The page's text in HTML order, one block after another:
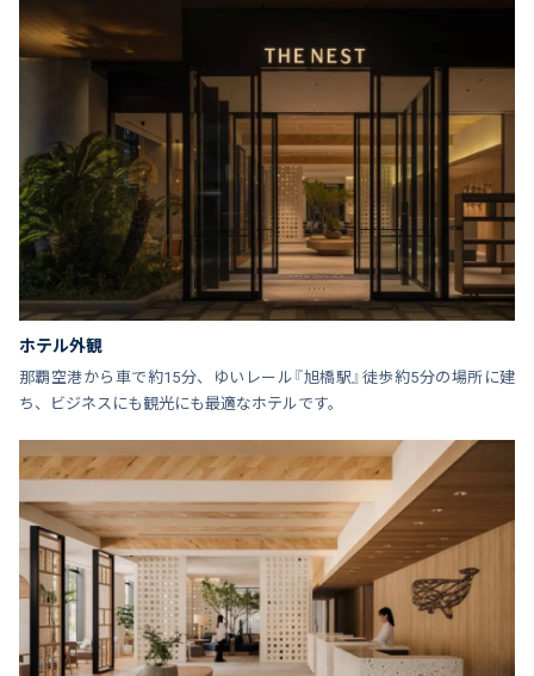
ホテル外観
那覇空港から車で約15分、ゆいレール『旭橋駅』徒歩約5分の場所に建
ち、ビジネスにも観光にも最適なホテルです。